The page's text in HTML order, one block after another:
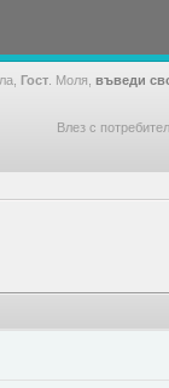
Гост . Моля, въведи
Влез с